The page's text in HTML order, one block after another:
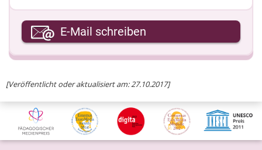
[Veröffentlicht oder aktualisiert am: 27.10.2017]
Ihre E-Mail-Adresse
E-Mail schreiben